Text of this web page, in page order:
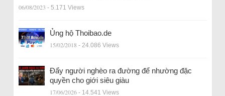
06/08/2023 - 5.171 Views
Ủng hộ Thoibao.de
15/02/2018 - 24.086 Views
Đẩy người nghèo ra đường để nhường đặc
quyền cho giới siêu giàu
17/06/2026 - 14.541 Views